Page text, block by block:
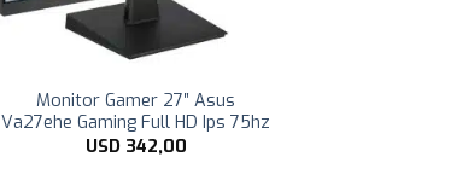
Monitor Gamer 27″ Asus
Va27ehe Gaming Full HD Ips 75hz
USD 342,00